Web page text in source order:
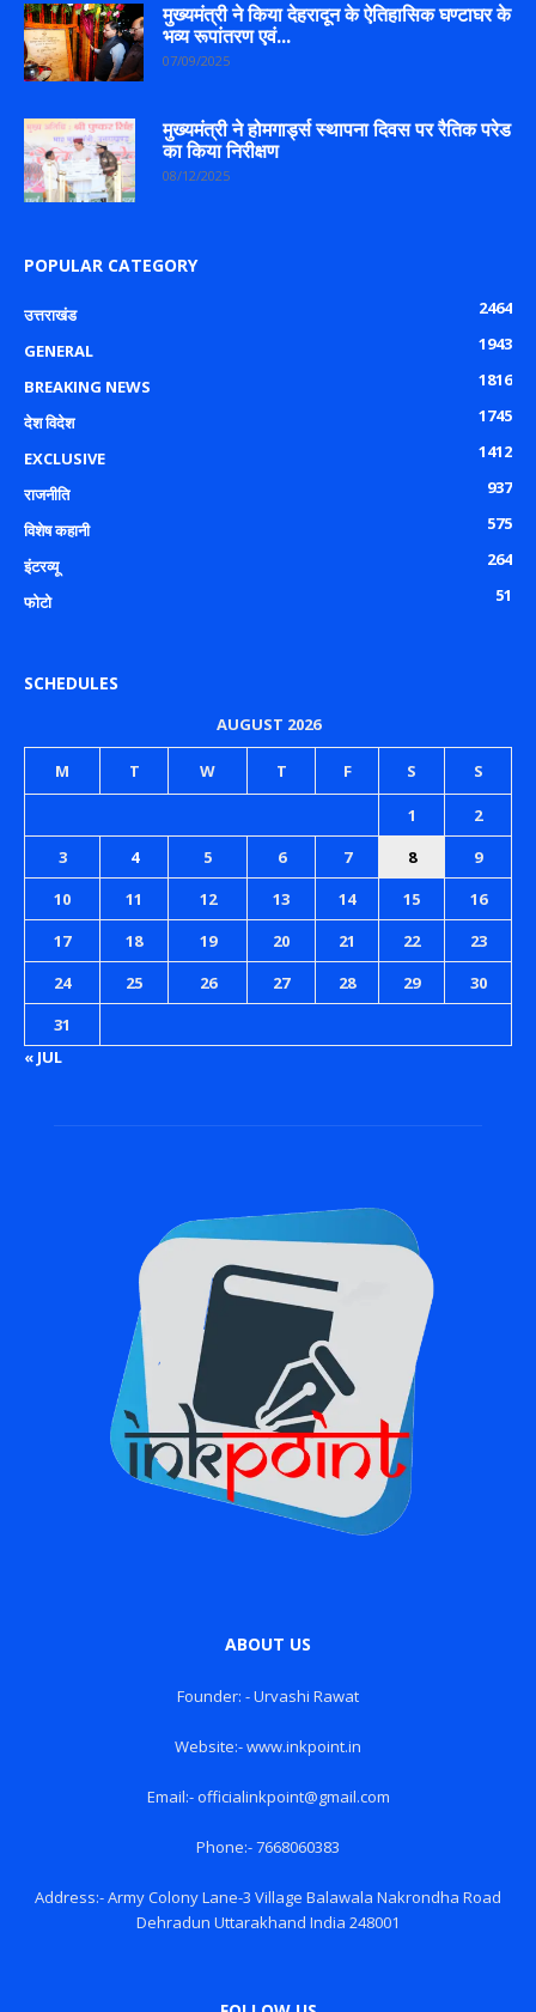
मुख्यमंत्री ने किया देहरादून के ऐतिहासिक घण्टाघर के
भव्य रूपांतरण एवं...
07/09/2025
मुख्यमंत्री ने होमगार्ड्स स्थापना दिवस पर रैतिक परेड
का किया निरीक्षण
08/12/2025
POPULAR CATEGORY
उत्तराखंड
2464
GENERAL
1943
BREAKING NEWS
1816
देश विदेश
1745
EXCLUSIVE
1412
राजनीति
937
विशेष कहानी
575
इंटरव्यू
264
फोटो
51
SCHEDULES
AUGUST 2026
M T W T F S S
1
2
3
4 5 6 7 8
9
10
11 12 13 14 15
16
17
18 19 20 21 22
23
24
25 26 27 28 29
30
31
« JUL
ABOUT US
Founder: - Urvashi Rawat
Website:- www.inkpoint.in
Email:- officialinkpoint@gmail.com
Phone:- 7668060383
Address:- Army Colony Lane-3 Village Balawala Nakrondha Road
Dehradun Uttarakhand India 248001